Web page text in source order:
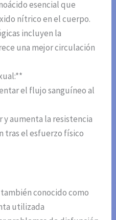
esencial que
nítrico en el cuerpo.
incluyen la
una mejor circulación
el flujo sanguíneo al
y aumenta la resistencia
tras el esfuerzo físico
conocido como
utilizada